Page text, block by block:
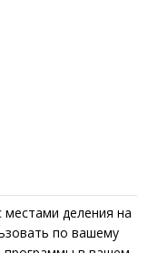
местами деления на
по вашему